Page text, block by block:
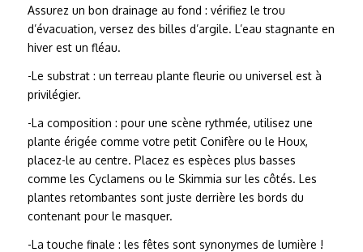
Assurez un bon drainage au fond : vérifiez le trou
d’évacuation, versez des billes d’argile. L’eau stagnante en
hiver est un fléau.
-Le substrat : un terreau plante fleurie ou universel est à
privilégier.
-La composition : pour une scène rythmée, utilisez une
plante érigée comme votre petit Conifère ou le Houx,
placez-le au centre. Placez es espèces plus basses
comme les Cyclamens ou le Skimmia sur les côtés. Les
plantes retombantes sont juste derrière les bords du
contenant pour le masquer.
-La touche finale : les fêtes sont synonymes de lumière !